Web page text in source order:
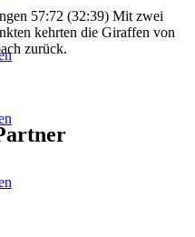
57:72 (32:39) Mit zwei
kehrten die Giraffen von
zurück.